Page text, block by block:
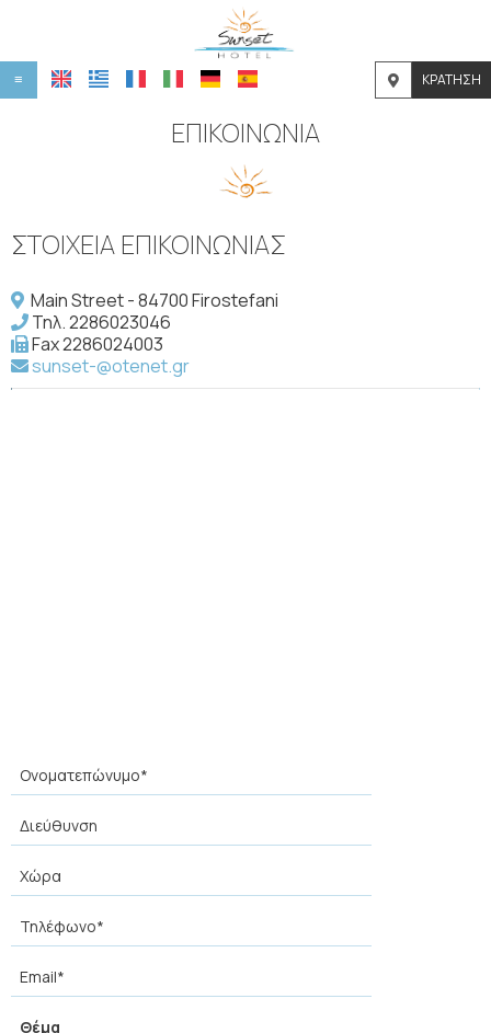
≡ ΚΡΆΤΗΣΗ
ΠΑΡΟΧΈΣ
ΦΩΤΟΓΡΑΦΊΕΣ
ΖΉΤΗΣΗ
ΕΠΙΚΟΙΝΩΝΊΑ
ΕΠΙΚΟΙΝΩΝΊΑ
ΣΤΟΙΧΕΊΑ ΕΠΙΚΟΙΝΩΝΊΑΣ
Main Street - 84700 Firostefani
Τηλ.2286023046
Fax 2286024003
sunset-@otenet.gr